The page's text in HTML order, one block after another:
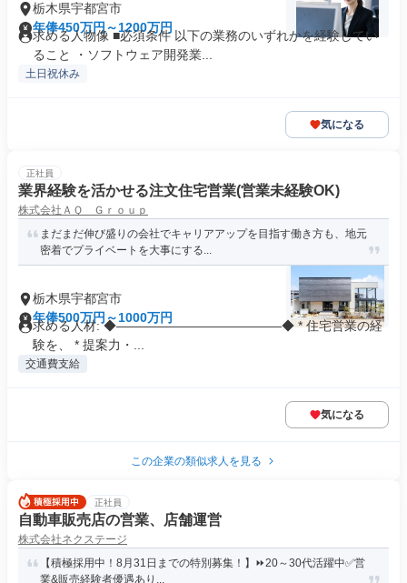
栃木県宇都宮市
年俸450万円～1200万円
求める人物像 ■必須条件 以下の業務のいずれかを経験してい
ること ・ソフトウェア開発業...
土日祝休み
気になる
正社員
業界経験を活かせる注文住宅営業(営業未経験OK)
株式会社ＡＱ Ｇｒｏｕｐ
まだまだ伸び盛りの会社でキャリアアップを目指す働き方も、地元
密着でプライベートを大事にする...
栃木県宇都宮市
年俸500万円～1000万円
求める人材: ◆―――――――――――――◆ * 住宅営業の経
験を、 * 提案力・...
交通費支給
気になる
この企業の類似求人を見る
正社員
自動車販売店の営業、店舗運営
株式会社ネクステージ
【積極採用中！8月31日までの特別募集！】⏩️20～30代活躍中✅営
業&販売経験者優遇あり...